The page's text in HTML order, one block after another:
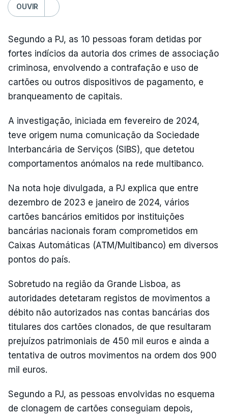
OUVIR
Segundo a PJ, as 10 pessoas foram detidas por
fortes indícios da autoria dos crimes de associação
criminosa, envolvendo a contrafação e uso de
cartões ou outros dispositivos de pagamento, e
branqueamento de capitais.
A investigação, iniciada em fevereiro de 2024,
teve origem numa comunicação da Sociedade
Interbancária de Serviços (SIBS), que detetou
comportamentos anómalos na rede multibanco.
Na nota hoje divulgada, a PJ explica que entre
dezembro de 2023 e janeiro de 2024, vários
cartões bancários emitidos por instituições
bancárias nacionais foram comprometidos em
Caixas Automáticas (ATM/Multibanco) em diversos
pontos do país.
Sobretudo na região da Grande Lisboa, as
autoridades detetaram registos de movimentos a
débito não autorizados nas contas bancárias dos
titulares dos cartões clonados, de que resultaram
prejuízos patrimoniais de 450 mil euros e ainda a
tentativa de outros movimentos na ordem dos 900
mil euros.
Segundo a PJ, as pessoas envolvidas no esquema
de clonagem de cartões conseguiam depois,